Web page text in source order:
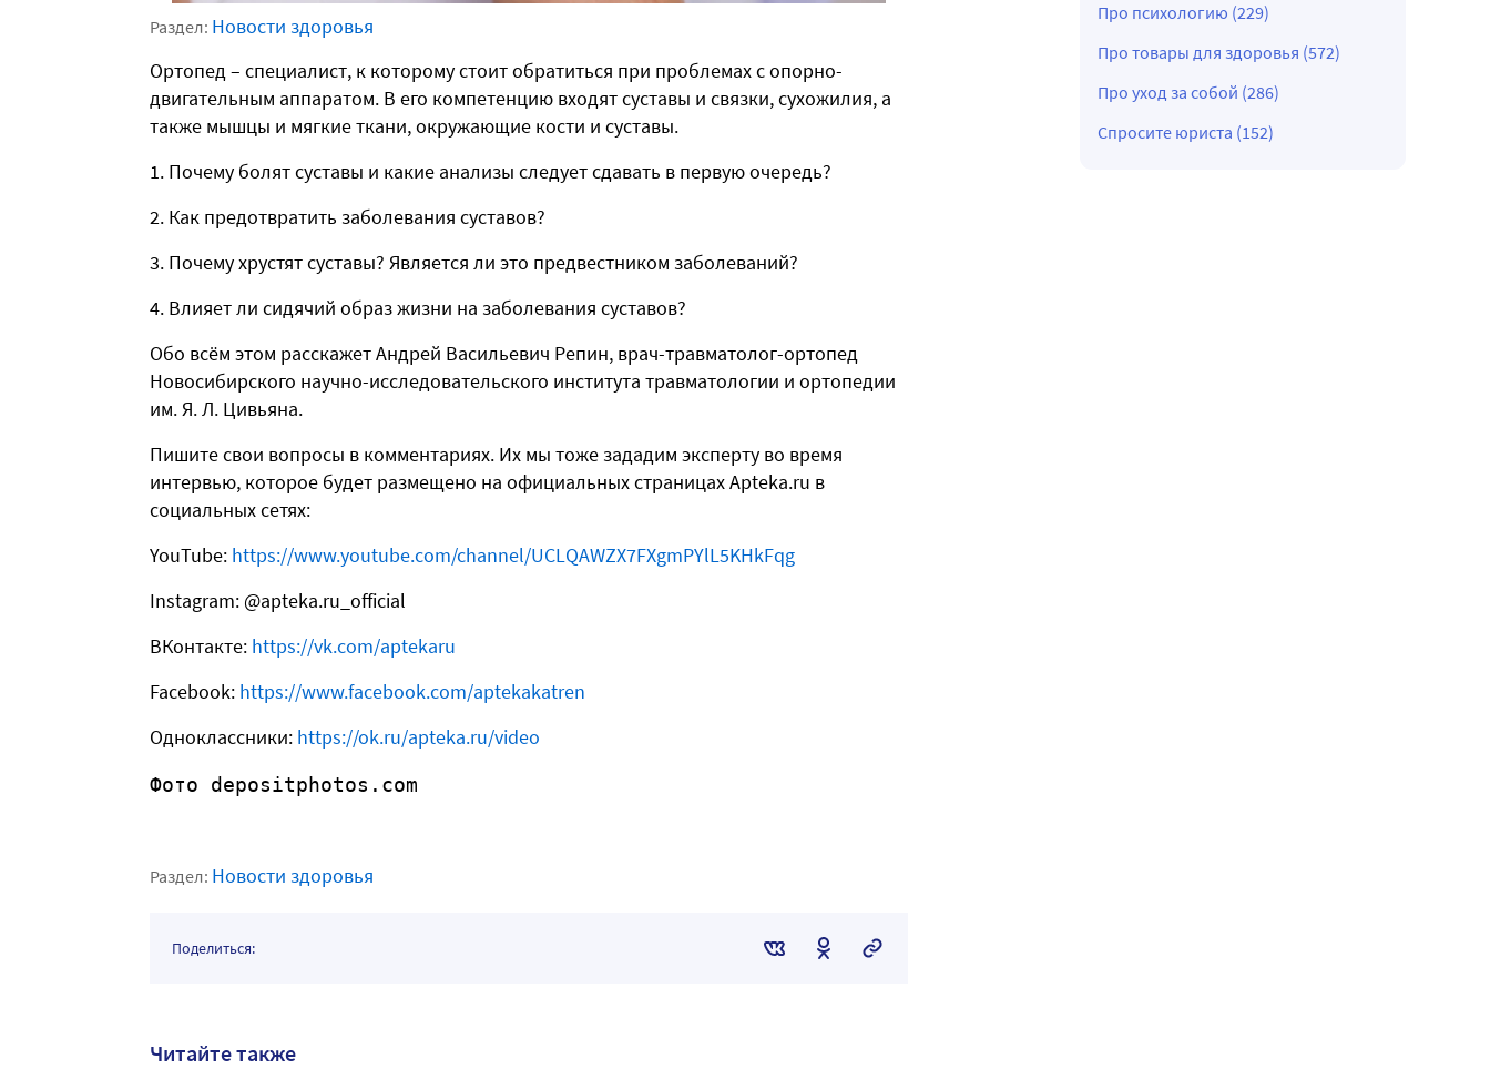
Раздел: Новости здоровья
Ортопед – специалист, к которому стоит обратиться при проблемах с опорно-
двигательным аппаратом. В его компетенцию входят суставы и связки, сухожилия, а
также мышцы и мягкие ткани, окружающие кости и суставы.
Почему болят суставы и какие анализы следует сдавать в первую очередь?
Как предотвратить заболевания суставов?
Почему хрустят суставы? Является ли это предвестником заболеваний?
Влияет ли сидячий образ жизни на заболевания суставов?
Обо всём этом расскажет Андрей Васильевич Репин, врач-травматолог-ортопед
Новосибирского научно-исследовательского института травматологии и ортопедии
им. Я. Л. Цивьяна.
Пишите свои вопросы в комментариях. Их мы тоже зададим эксперту во время
интервью, которое будет размещено на официальных страницах Apteka.ru в
социальных сетях:
YouTube: https://www.youtube.com/channel/UCLQAWZX7FXgmPYlL5KHkFqg
Instagram: @apteka.ru_official
ВКонтакте: https://vk.com/aptekaru
Facebook: https://www.facebook.com/aptekakatren
Одноклассники: https://ok.ru/apteka.ru/video
Фото depositphotos.com
Раздел: Новости здоровья
Поделиться:
Читайте также
Про психологию (229)
Про товары для здоровья (572)
Про уход за собой (286)
Спросите юриста (152)